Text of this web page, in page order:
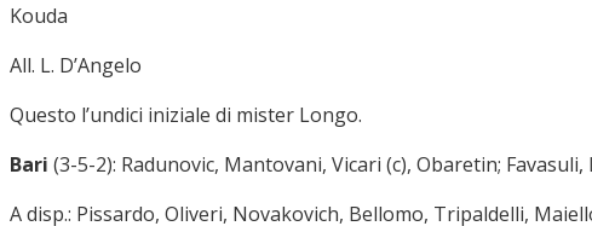
Kouda
All. L. D’Angelo
Questo l’undici iniziale di mister Longo.
Bari (3-5-2): Radunovic, Mantovani, Vicari (c), Obaretin;
A disp.: Pissardo, Oliveri, Novakovich, Bellomo, Tripaldelli,